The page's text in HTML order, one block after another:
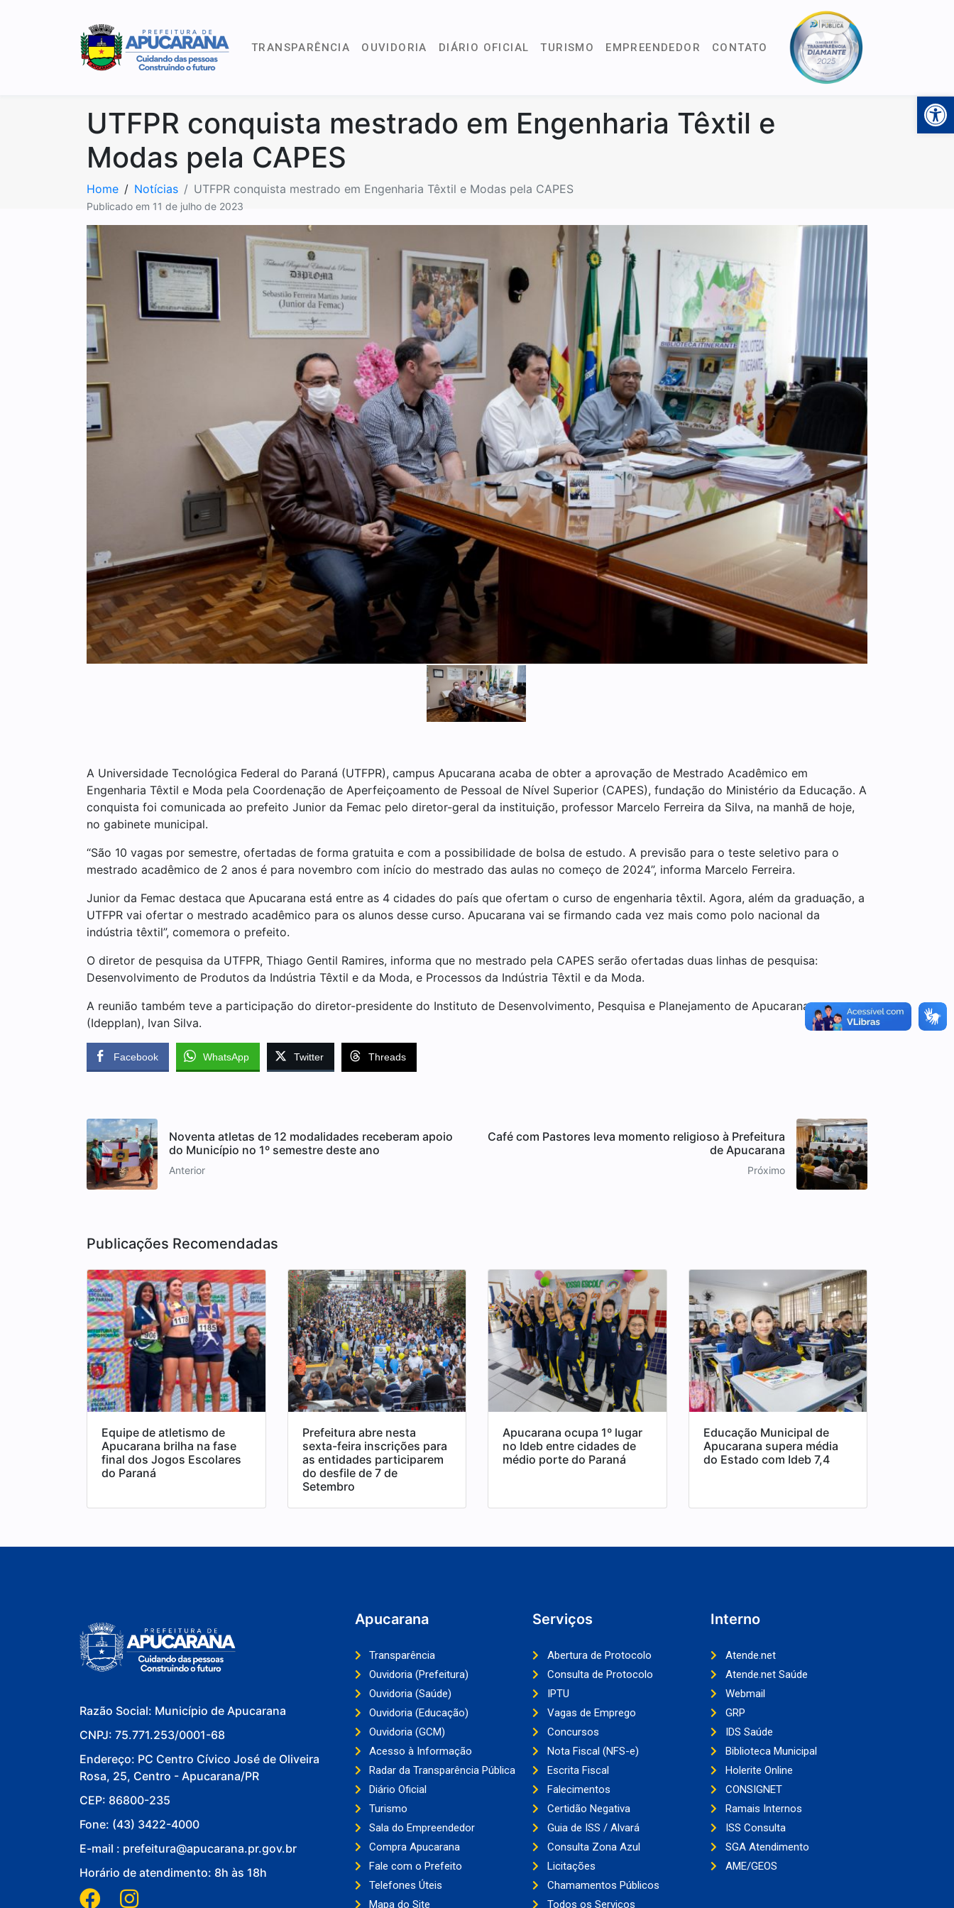
TRANSPARÊNCIA OUVIDORIA DIÁRIO OFICIAL TURISMO EMPREENDEDOR CONTATO
UTFPR conquista mestrado em Engenharia Têxtil e
Modas pela CAPES
Home Notícias UTFPR conquista mestrado em Engenharia Têxtil e Modas pela CAPES
Publicado em 11 de julho de 2023
A Universidade Tecnológica Federal do Paraná (UTFPR), campus Apucarana acaba de obter a aprovação de Mestrado Acadêmico em
Engenharia Têxtil e Moda pela Coordenação de Aperfeiçoamento de Pessoal de Nível Superior (CAPES), fundação do Ministério da Educação. A
conquista foi comunicada ao prefeito Junior da Femac pelo diretor-geral da instituição, professor Marcelo Ferreira da Silva, na manhã de hoje,
no gabinete municipal.
“São 10 vagas por semestre, ofertadas de forma gratuita e com a possibilidade de bolsa de estudo. A previsão para o teste seletivo para o
mestrado acadêmico de 2 anos é para novembro com início do mestrado das aulas no começo de 2024”, informa Marcelo Ferreira.
Junior da Femac destaca que Apucarana está entre as 4 cidades do país que ofertam o curso de engenharia têxtil. Agora, além da graduação, a
UTFPR vai ofertar o mestrado acadêmico para os alunos desse curso. Apucarana vai se firmando cada vez mais como polo nacional da
indústria têxtil”, comemora o prefeito.
O diretor de pesquisa da UTFPR, Thiago Gentil Ramires, informa que no mestrado pela CAPES serão ofertadas duas linhas de pesquisa:
Desenvolvimento de Produtos da Indústria Têxtil e da Moda, e Processos da Indústria Têxtil e da Moda.
A reunião também teve a participação do diretor-presidente do Instituto de Desenvolvimento, Pesquisa e Planejamento de Apucarana
(Idepplan), Ivan Silva.
Facebook WhatsApp Twitter Threads
Noventa atletas de 12 modalidades receberam apoio
do Município no 1º semestre deste ano
Anterior
Café com Pastores leva momento religioso à Prefeitura
de Apucarana
Próximo
Publicações Recomendadas
Equipe de atletismo de
Apucarana brilha na fase
final dos Jogos Escolares
do Paraná
Prefeitura abre nesta
sexta-feira inscrições para
as entidades participarem
do desfile de 7 de
Setembro
Apucarana ocupa 1º lugar
no Ideb entre cidades de
médio porte do Paraná
Educação Municipal de
Apucarana supera média
do Estado com Ideb 7,4
Razão Social: Município de Apucarana
CNPJ: 75.771.253/0001-68
Endereço: PC Centro Cívico José de Oliveira
Rosa, 25, Centro - Apucarana/PR
CEP: 86800-235
Fone: (43) 3422-4000
E-mail : prefeitura@apucarana.pr.gov.br
Horário de atendimento: 8h às 18h
Apucarana
Transparência
Ouvidoria (Prefeitura)
Ouvidoria (Saúde)
Ouvidoria (Educação)
Ouvidoria (GCM)
Acesso à Informação
Radar da Transparência Pública
Diário Oficial
Turismo
Sala do Empreendedor
Compra Apucarana
Fale com o Prefeito
Telefones Úteis
Mapa do Site
Serviços
Abertura de Protocolo
Consulta de Protocolo
IPTU
Vagas de Emprego
Concursos
Nota Fiscal (NFS-e)
Escrita Fiscal
Falecimentos
Certidão Negativa
Guia de ISS / Alvará
Consulta Zona Azul
Licitações
Chamamentos Públicos
Todos os Serviços
Interno
Atende.net
Atende.net Saúde
Webmail
GRP
IDS Saúde
Biblioteca Municipal
Holerite Online
CONSIGNET
Ramais Internos
ISS Consulta
SGA Atendimento
AME/GEOS